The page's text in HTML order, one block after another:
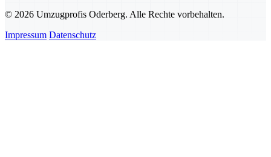
© 2026 Umzugprofis Oderberg. Alle Rechte vorbehalten.
Impressum Datenschutz